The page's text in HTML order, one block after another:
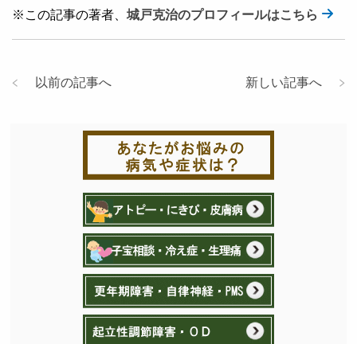
※この記事の著者、 城戸克治のプロフィールはこちら
新しい記事へ
以前の記事へ